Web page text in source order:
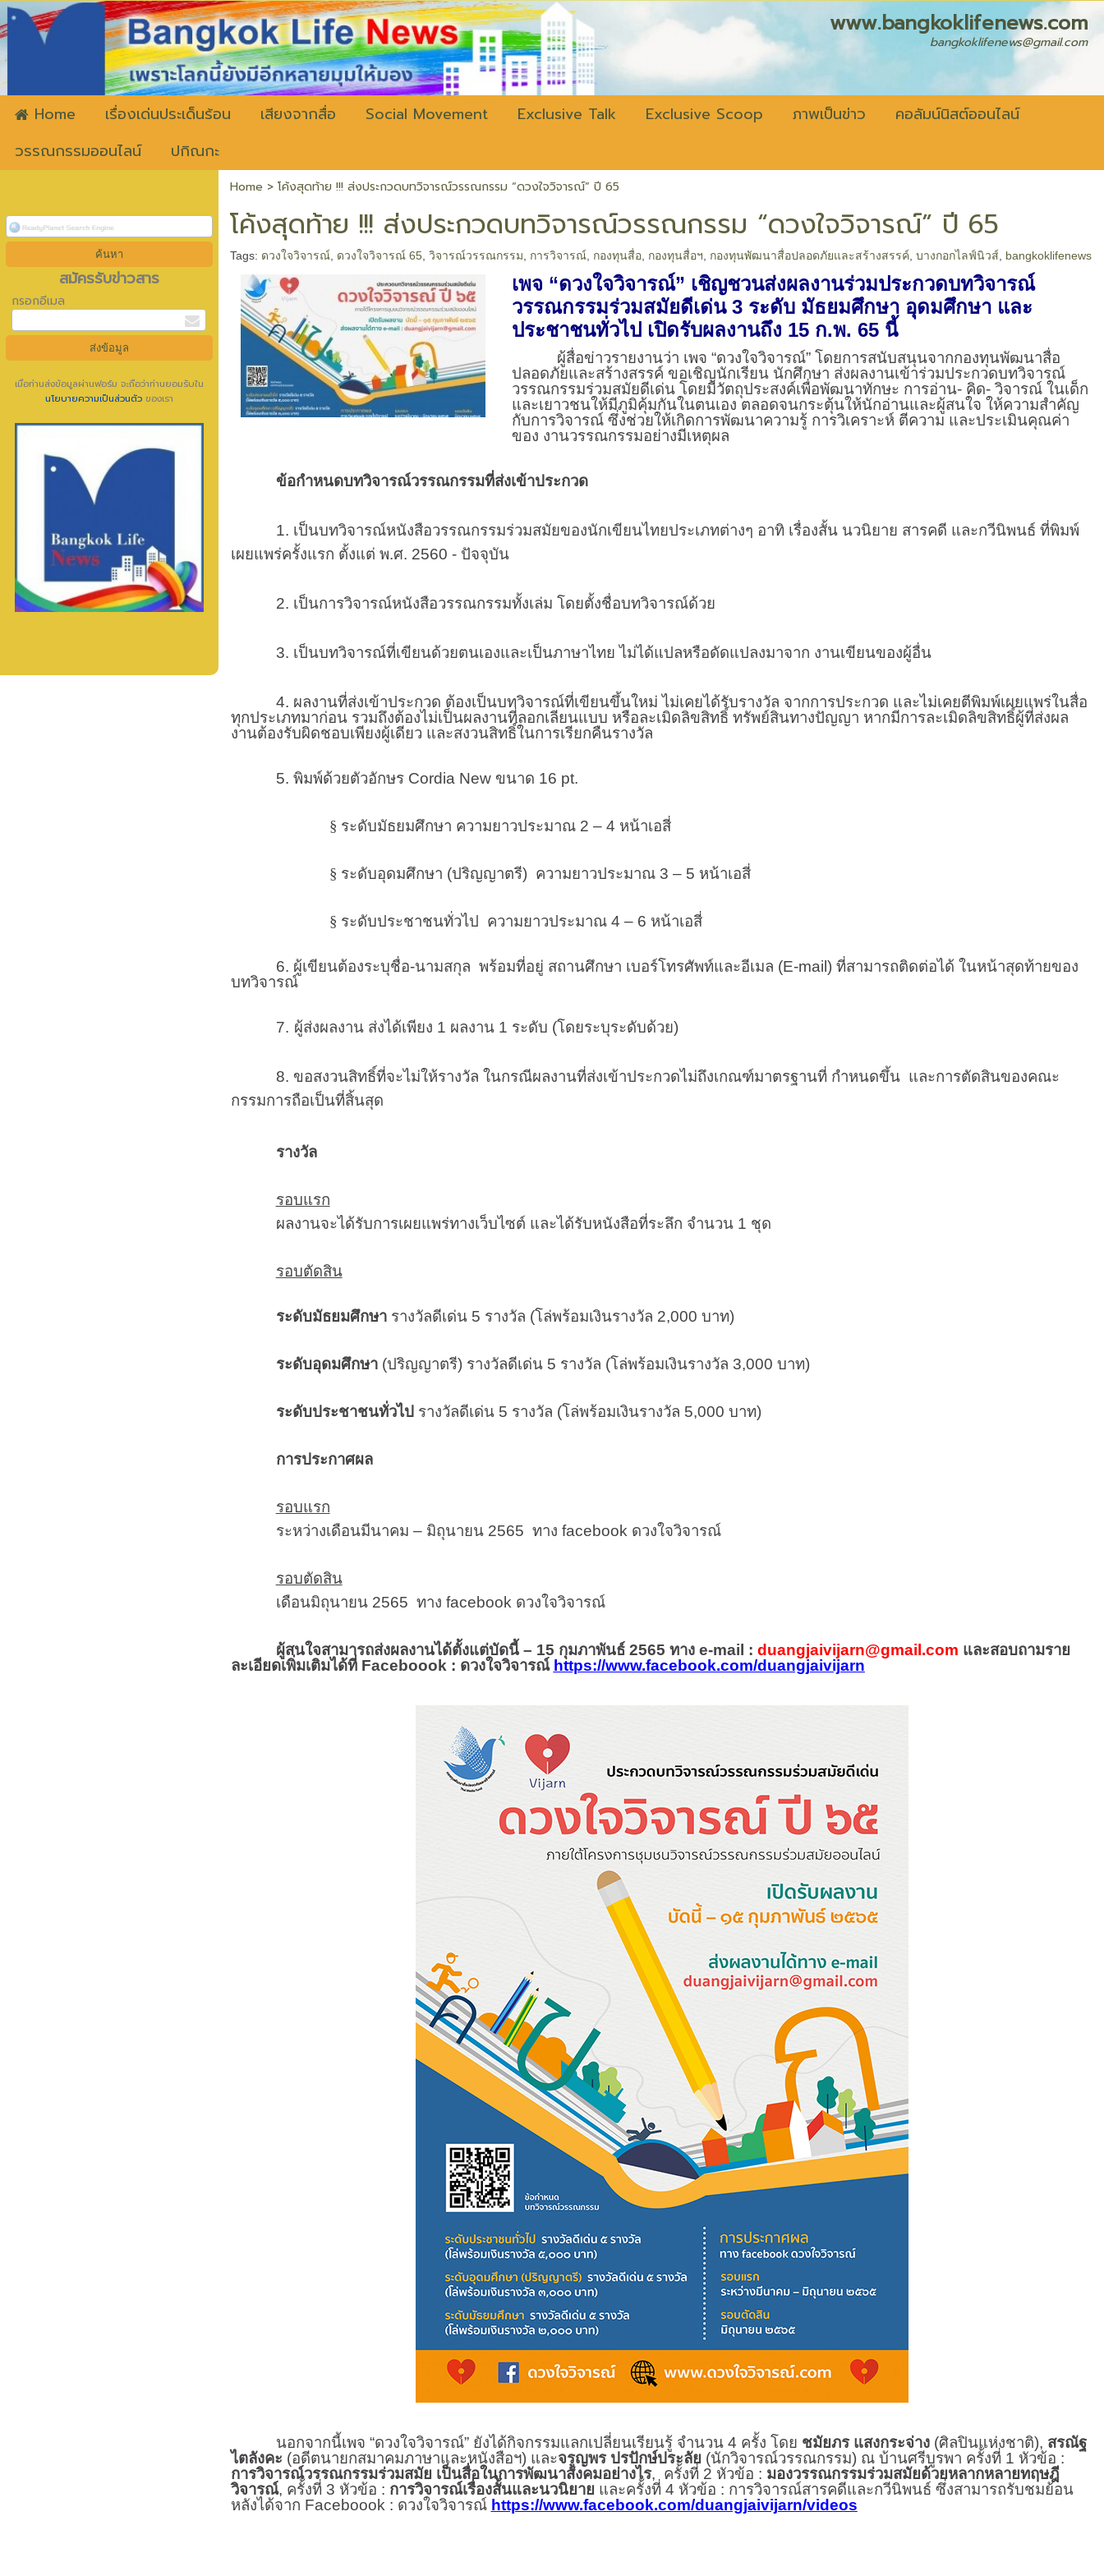
www.bangkoklifenews.com
bangkoklifenews@gmail.com
Home เรื่องเด่นประเด็นร้อน เสียงจากสื่อ Social Movement Exclusive Talk Exclusive Scoop ภาพเป็นข่าว
คอลัมน์นิสต์ออนไลน์
วรรณกรรมออนไลน์
ปกิณกะ
สมัครรับข่าวสาร
กรอกอีเมล
เมื่อท่านส่งข้อมูลผ่านฟอร์ม จะถือว่าท่านยอมรับใน
นโยบายความเป็นส่วนตัว ของเรา
Home > โค้งสุดท้าย !!! ส่งประกวดบทวิจารณ์วรรณกรรม “ดวงใจวิจารณ์” ปี 65
โค้งสุดท้าย !!! ส่งประกวดบทวิจารณ์วรรณกรรม “ดวงใจวิจารณ์” ปี 65
Tags: ดวงใจวิจารณ์ ดวงใจวิจารณ์ 65 ,วิจารณ์วรรณกรรม การวิจารณ์ กองทุนสื่อ กองทุนสื่อฯ กองทุนพัฒนาสื่อปลอดภัยและสร้างสรรค์ ,บางกอกไลฟ์นิวส์ bangkoklifenews
เพจ “ดวงใจวิจารณ์” เชิญชวนส่งผลงานร่วมประกวดบทวิจารณ์
วรรณกรรมร่วมสมัยดีเด่น 3 ระดับ มัธยมศึกษา อุดมศึกษา และ
ประชาชนทั่วไป เปิดรับผลงานถึง 15 ก.พ. 65 นี้
ผู้สื่อข่าวรายงานว่า เพจ “ดวงใจวิจารณ์” โดยการสนับสนุนจากกองทุนพัฒนาสื่อ
ปลอดภัยและสร้างสรรค์ ขอเชิญนักเรียน นักศึกษา ส่งผลงานเข้าร่วมประกวดบทวิจารณ์
วรรณกรรมร่วมสมัยดีเด่น โดยมีวัตถุประสงค์เพื่อพัฒนาทักษะ การอ่าน- คิด- วิจารณ์ ในเด็ก
และเยาวชนให้มีภูมิคุ้มกันในตนเอง ตลอดจนกระตุ้นให้นักอ่านและผู้สนใจ ให้ความสำคัญ
กับการวิจารณ์ ซึ่งช่วยให้เกิดการพัฒนาความรู้ การวิเคราะห์ ตีความ และประเมินคุณค่า
ของ งานวรรณกรรมอย่างมีเหตุผล
ข้อกำหนดบทวิจารณ์วรรณกรรมที่ส่งเข้าประกวด
1. เป็นบทวิจารณ์หนังสือวรรณกรรมร่วมสมัยของนักเขียนไทยประเภทต่างๆ อาทิ เรื่องสั้น นวนิยาย สารคดี และกวีนิพนธ์ ที่พิมพ์
เผยแพร่ครั้งแรก ตั้งแต่ พ.ศ. 2560 - ปัจจุบัน
2. เป็นการวิจารณ์หนังสือวรรณกรรมทั้งเล่ม โดยตั้งชื่อบทวิจารณ์ด้วย
3. เป็นบทวิจารณ์ที่เขียนด้วยตนเองและเป็นภาษาไทย ไม่ได้แปลหรือดัดแปลงมาจาก งานเขียนของผู้อื่น
4. ผลงานที่ส่งเข้าประกวด ต้องเป็นบทวิจารณ์ที่เขียนขึ้นใหม่ ไม่เคยได้รับรางวัล จากการประกวด และไม่เคยตีพิมพ์เผยแพร่ในสื่อ
ทุกประเภทมาก่อน รวมถึงต้องไม่เป็นผลงานที่ลอกเลียนแบบ หรือละเมิดลิขสิทธิ์ ทรัพย์สินทางปัญญา หากมีการละเมิดลิขสิทธิ์ผู้ที่ส่งผล
งานต้องรับผิดชอบเพียงผู้เดียว และสงวนสิทธิ์ในการเรียกคืนรางวัล
5. พิมพ์ด้วยตัวอักษร Cordia New ขนาด 16 pt.
§ ระดับมัธยมศึกษา ความยาวประมาณ 2 – 4 หน้าเอสี่
§ ระดับอุดมศึกษา (ปริญญาตรี) ความยาวประมาณ 3 – 5 หน้าเอสี่
§ ระดับประชาชนทั่วไป ความยาวประมาณ 4 – 6 หน้าเอสี่
6. ผู้เขียนต้องระบุชื่อ-นามสกุล พร้อมที่อยู่ สถานศึกษา เบอร์โทรศัพท์และอีเมล (E-mail) ที่สามารถติดต่อได้ ในหน้าสุดท้ายของ
บทวิจารณ์
7. ผู้ส่งผลงาน ส่งได้เพียง 1 ผลงาน 1 ระดับ (โดยระบุระดับด้วย)
8. ขอสงวนสิทธิ์ที่จะไม่ให้รางวัล ในกรณีผลงานที่ส่งเข้าประกวดไม่ถึงเกณฑ์มาตรฐานที่ กำหนดขึ้น และการตัดสินของคณะ
กรรมการถือเป็นที่สิ้นสุด
รางวัล
รอบแรก
ผลงานจะได้รับการเผยแพร่ทางเว็บไซต์ และได้รับหนังสือที่ระลึก จำนวน 1 ชุด
รอบตัดสิน
ระดับมัธยมศึกษารางวัลดีเด่น 5 รางวัล (โล่พร้อมเงินรางวัล 2,000 บาท)
ระดับอุดมศึกษา(ปริญญาตรี) รางวัลดีเด่น 5 รางวัล (โล่พร้อมเงินรางวัล 3,000 บาท)
ระดับประชาชนทั่วไป รางวัลดีเด่น 5 รางวัล (โล่พร้อมเงินรางวัล 5,000 บาท)
การประกาศผล
รอบแรก
ระหว่างเดือนมีนาคม – มิถุนายน 2565 ทาง facebook ดวงใจวิจารณ์
รอบตัดสิน
เดือนมิถุนายน 2565 ทาง facebook ดวงใจวิจารณ์
ผู้สนใจสามารถส่งผลงานได้ตั้งแต่บัดนี้ – 15 กุมภาพันธ์ 2565 ทาง e-mail : duangjaivijarn@gmail.com และสอบถามราย
ละเอียดเพิ่มเติมได้ที่ Faceboook : ดวงใจวิจารณ์ https://www.facebook.com/duangjaivijarn
นอกจากนี้เพจ “ดวงใจวิจารณ์” ยังได้กิจกรรมแลกเปลี่ยนเรียนรู้ จำนวน 4 ครั้ง โดย ชมัยภร แสงกระจ่าง(ศิลปินแห่งชาติ), สรณัฐ
ไตลังคะ (อดีตนายกสมาคมภาษาและหนังสือฯ) และจรูญพร ปรปักษ์ประลัย (นักวิจารณ์วรรณกรรม) ณ บ้านศรีบูรพา ครั้งที่ 1 หัวข้อ :
การวิจารณ์วรรณกรรมร่วมสมัย เป็นสื่อในการพัฒนาสังคมอย่างไร, ครั้งที่ 2 หัวข้อ : มองวรรณกรรมร่วมสมัยด้วยหลากหลายทฤษฎี
วิจารณ์, ครั้งที่ 3 หัวข้อ : การวิจารณ์เรื่องสั้นและนวนิยาย และครั้งที่ 4 หัวข้อ : การวิจารณ์สารคดีและกวีนิพนธ์ ซึ่งสามารถรับชมย้อน
หลังได้จาก Faceboook : ดวงใจวิจารณ์ https://www.facebook.com/duangjaivijarn/videos